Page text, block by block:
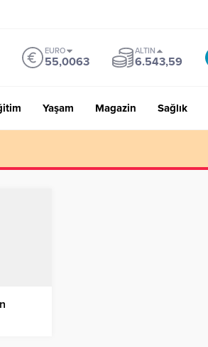
EURO
55,0063
ALTIN
6.543,59
Yaşam Magazin Sağlık